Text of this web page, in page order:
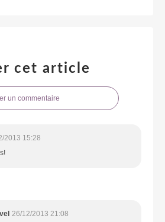
cet article
un commentaire
2013 15:28
26/12/2013 21:08